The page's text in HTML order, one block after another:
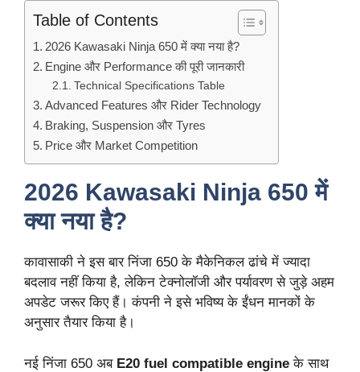
Table of Contents
2026 Kawasaki Ninja 650 में क्या नया है?
Engine और Performance की पूरी जानकारी
Technical Specifications Table
Advanced Features और Rider Technology
Braking, Suspension और Tyres
Price और Market Competition
2026 Kawasaki Ninja 650 में
क्या नया है?
कावासाकी ने इस बार निंजा 650 के मैकेनिकल ढांचे में ज्यादा
बदलाव नहीं किया है, लेकिन टेक्नोलॉजी और पर्यावरण से जुड़े अहम
अपडेट जरूर किए हैं। कंपनी ने इसे भविष्य के ईंधन मानकों के
अनुसार तैयार किया है।
नई निंजा 650 अब E20 fuel compatible engine के साथ